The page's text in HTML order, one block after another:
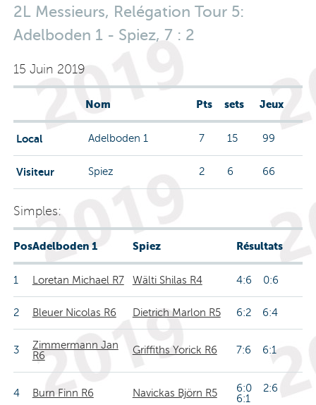
2L Messieurs, Relégation Tour 5:
Adelboden 1 - Spiez, 7 : 2
15 Juin 2019
Nom Pts sets Jeux
Local Adelboden 1 7 15 99
Visiteur Spiez 2 6 66
Simples:
PosAdelboden 1 Spiez Résultats
1 Loretan Michael R7 Wälti Shilas R4 4:6 0:6
2 Bleuer Nicolas R6 Dietrich Marlon R5 6:2 6:4
3
Zimmermann Jan
R6
Griffiths Yorick R6 7:6 6:1
4 Burn Finn R6 Navickas Björn R5
6:0 2:6
6:1